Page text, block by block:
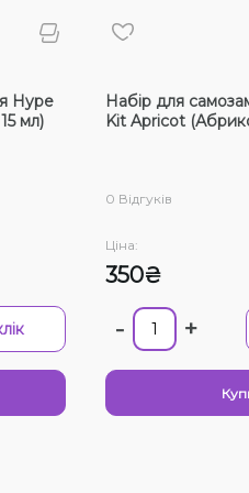
Hype
мл)
Набір для
Kit Apricot
0 Відгуків
Ціна:
350₴
- +